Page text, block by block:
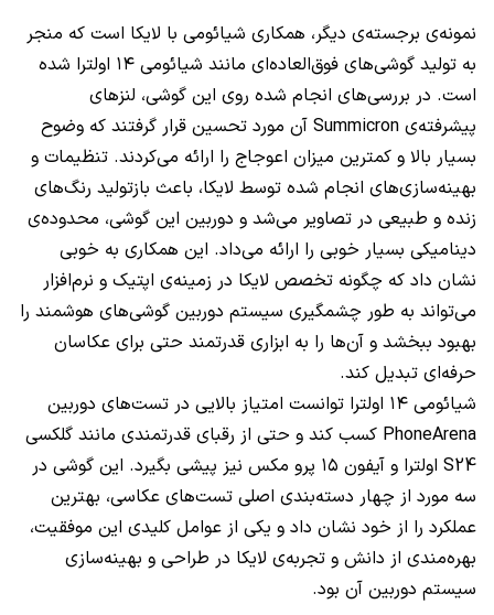
نمونه‌ی برجسته‌ی دیگر، همکاری شیائومی با لایکا است که منجر
به تولید گوشی‌های فوق‌العاده‌ای مانند شیائومی ۱۴ اولترا شده
است. در بررسی‌های انجام شده روی این گوشی، لنزهای
پیشرفته‌ی Summicron آن مورد تحسین قرار گرفتند که وضوح
بسیار بالا و کمترین میزان اعوجاج را ارائه می‌کردند. تنظیمات و
بهینه‌سازی‌های انجام شده توسط لایکا، باعث بازتولید رنگ‌های
زنده و طبیعی در تصاویر می‌شد و دوربین این گوشی، محدوده‌ی
دینامیکی بسیار خوبی را ارائه می‌داد. این همکاری به خوبی
نشان داد که چگونه تخصص لایکا در زمینه‌ی اپتیک و نرم‌افزار
می‌تواند به طور چشمگیری سیستم دوربین گوشی‌های هوشمند را
بهبود ببخشد و آن‌ها را به ابزاری قدرتمند حتی برای عکاسان
حرفه‌ای تبدیل کند.
شیائومی ۱۴ اولترا توانست امتیاز بالایی در تست‌های دوربین
PhoneArena کسب کند و حتی از رقبای قدرتمندی مانند گلکسی
S24 اولترا و آیفون ۱۵ پرو مکس نیز پیشی بگیرد. این گوشی در
سه مورد از چهار دسته‌بندی اصلی تست‌های عکاسی، بهترین
عملکرد را از خود نشان داد و یکی از عوامل کلیدی این موفقیت،
بهره‌مندی از دانش و تجربه‌ی لایکا در طراحی و بهینه‌سازی
سیستم دوربین آن بود.